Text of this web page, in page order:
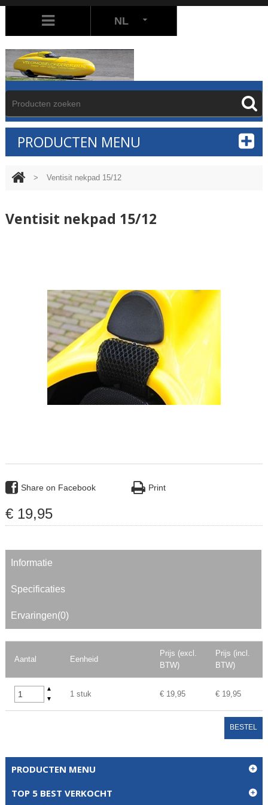
NL
PRODUCTEN MENU
> Ventisit nekpad 15/12
Share on Facebook Print
Ventisit nekpad 15/12
€ 19,95
Informatie
Specificaties
Ervaringen(0)
Aantal Eenheid
Prijs (excl.
BTW)
Prijs (incl.
BTW)
▲
▼
1 stuk € 19,95 € 19,95
BESTEL
PRODUCTEN MENU
TOP 5 BEST VERKOCHT